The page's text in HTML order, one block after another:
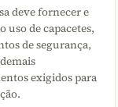
deve fornecer e
uso de capacetes,
de segurança,
exigidos para